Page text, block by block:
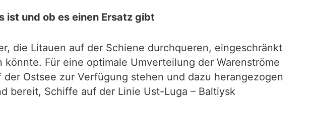
ist und ob es einen Ersatz gibt
die Litauen auf der Schiene durchqueren, eingeschränkt
Für eine optimale Umverteilung der Warenströme
Ostsee zur Verfügung stehen und dazu herangezogen
bereit, Schiffe auf der Linie Ust-Luga – Baltiysk